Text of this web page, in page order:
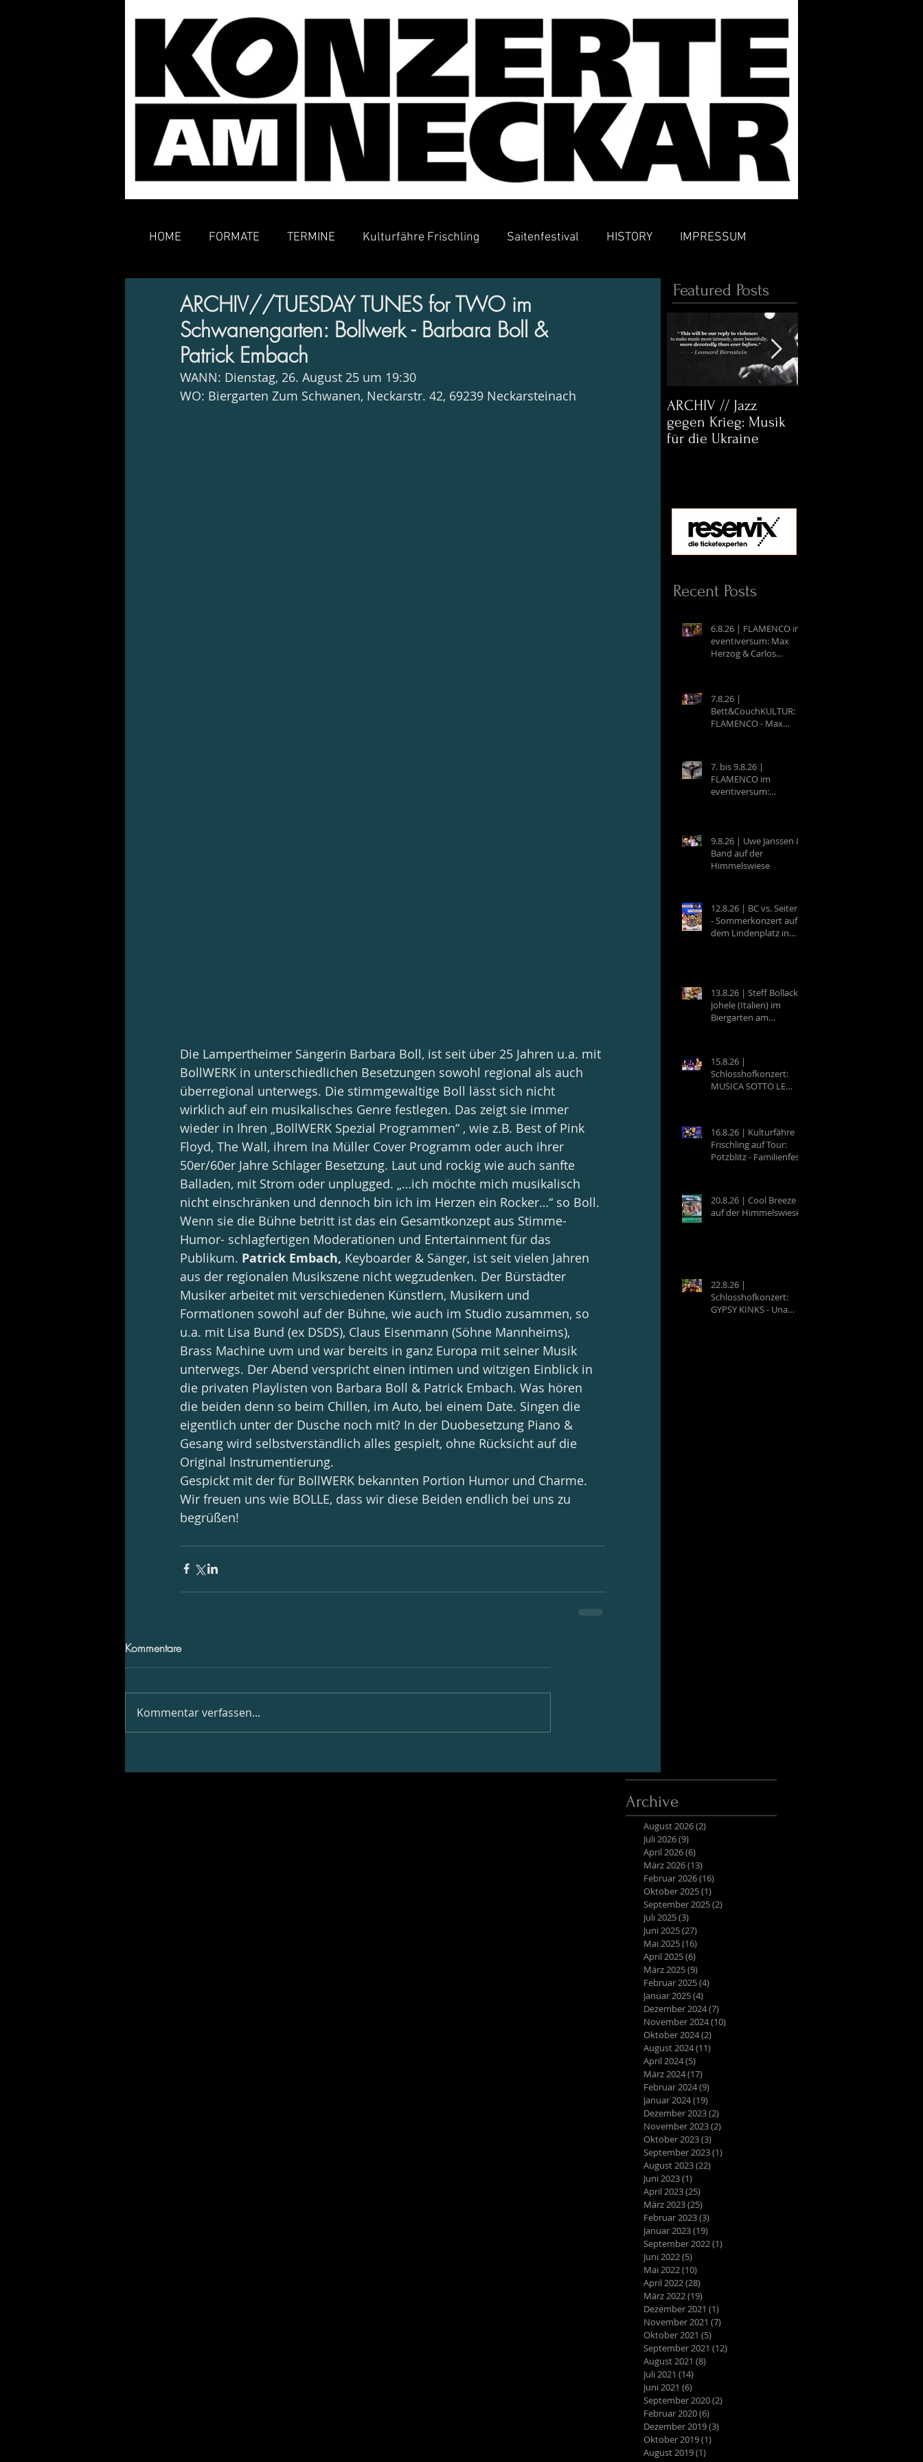
ARCHIV//TUESDAY TUNES for TWO im
Schwanengarten: Bollwerk - Barbara Boll &
Patrick Embach
WANN: Dienstag, 26. August 25 um 19:30
WO: Biergarten Zum Schwanen, Neckarstr. 42, 69239 Neckarsteinach
Die Lampertheimer Sängerin Barbara Boll, ist seit über 25 Jahren u.a. mit
BollWERK in unterschiedlichen Besetzungen sowohl regional als auch
überregional unterwegs. Die stimmgewaltige Boll lässt sich nicht
wirklich auf ein musikalisches Genre festlegen. Das zeigt sie immer
wieder in Ihren „BollWERK Spezial Programmen“ , wie z.B. Best of Pink
Floyd, The Wall, ihrem Ina Müller Cover Programm oder auch ihrer
50er/60er Jahre Schlager Besetzung. Laut und rockig wie auch sanfte
Balladen, mit Strom oder unplugged. „…ich möchte mich musikalisch
nicht einschränken und dennoch bin ich im Herzen ein Rocker…“ so Boll.
Wenn sie die Bühne betritt ist das ein Gesamtkonzept aus Stimme-
Humor- schlagfertigen Moderationen und Entertainment für das
Publikum. Patrick Embach, Keyboarder & Sänger, ist seit vielen Jahren
aus der regionalen Musikszene nicht wegzudenken. Der Bürstädter
Musiker arbeitet mit verschiedenen Künstlern, Musikern und
Formationen sowohl auf der Bühne, wie auch im Studio zusammen, so
u.a. mit Lisa Bund (ex DSDS), Claus Eisenmann (Söhne Mannheims),
Brass Machine uvm und war bereits in ganz Europa mit seiner Musik
unterwegs. Der Abend verspricht einen intimen und witzigen Einblick in
die privaten Playlisten von Barbara Boll & Patrick Embach. Was hören
die beiden denn so beim Chillen, im Auto, bei einem Date. Singen die
eigentlich unter der Dusche noch mit? In der Duobesetzung Piano &
Gesang wird selbstverständlich alles gespielt, ohne Rücksicht auf die
Original Instrumentierung.
Gespickt mit der für BollWERK bekannten Portion Humor und Charme.
Wir freuen uns wie BOLLE, dass wir diese Beiden endlich bei uns zu
begrüßen!
Kommentare
Kommentar verfassen...
Featured Posts
ARCHIV // Jazz
gegen Krieg: Musik
für die Ukraine
Recent Posts
6.8.26 | FLAMENCO im
eventiversum: Max
Herzog & Carlos
7.8.26 |
Bett&CouchKULTUR:
FLAMENCO - Max
(Mexico)
7. bis 9.8.26 |
FLAMENCO im
eventiversum:
Baile
9.8.26 | Uwe Janssen &
Band auf der
Himmelswiese
12.8.26 | BC vs. Seiterle
- Sommerkonzert auf
dem Lindenplatz in
13.8.26 | Steff Bollack &
Johele (Italien) im
Biergarten am
15.8.26 |
Schlosshofkonzert:
MUSICA SOTTO LE
16.8.26 | Kulturfähre
Frischling auf Tour:
Potzblitz - Familienfest
20.8.26 | Cool Breeze
auf der Himmelswiese
22.8.26 |
Schlosshofkonzert:
GYPSY KINKS - Una
Archive
August 2026(2)
Juli 2026(9)
April 2026(6)
März 2026(13)
Februar 2026(16)
Oktober 2025(1)
September 2025(2)
Juli 2025(3)
Juni 2025(27)
Mai 2025(16)
April 2025(6)
März 2025(9)
Februar 2025(4)
Januar 2025(4)
Dezember 2024(7)
November 2024(10)
Oktober 2024(2)
August 2024(11)
April 2024(5)
März 2024(17)
Februar 2024(9)
Januar 2024(19)
Dezember 2023(2)
November 2023(2)
Oktober 2023(3)
September 2023(1)
August 2023(22)
Juni 2023(1)
April 2023(25)
März 2023(25)
Februar 2023(3)
Januar 2023(19)
September 2022(1)
Juni 2022(5)
Mai 2022(10)
April 2022(28)
März 2022(19)
Dezember 2021 (1)
November 2021 (7)
Oktober 2021 (5)
September 2021 (12)
August 2021 (8)
Juli 2021 (14)
Juni 2021 (6)
September 2020(2)
Februar 2020(6)
Dezember 2019(3)
Oktober 2019(1)
August 2019(1)
HOME FORMATE TERMINE Kulturfähre Frischling Saitenfestival HISTORY IMPRESSUM